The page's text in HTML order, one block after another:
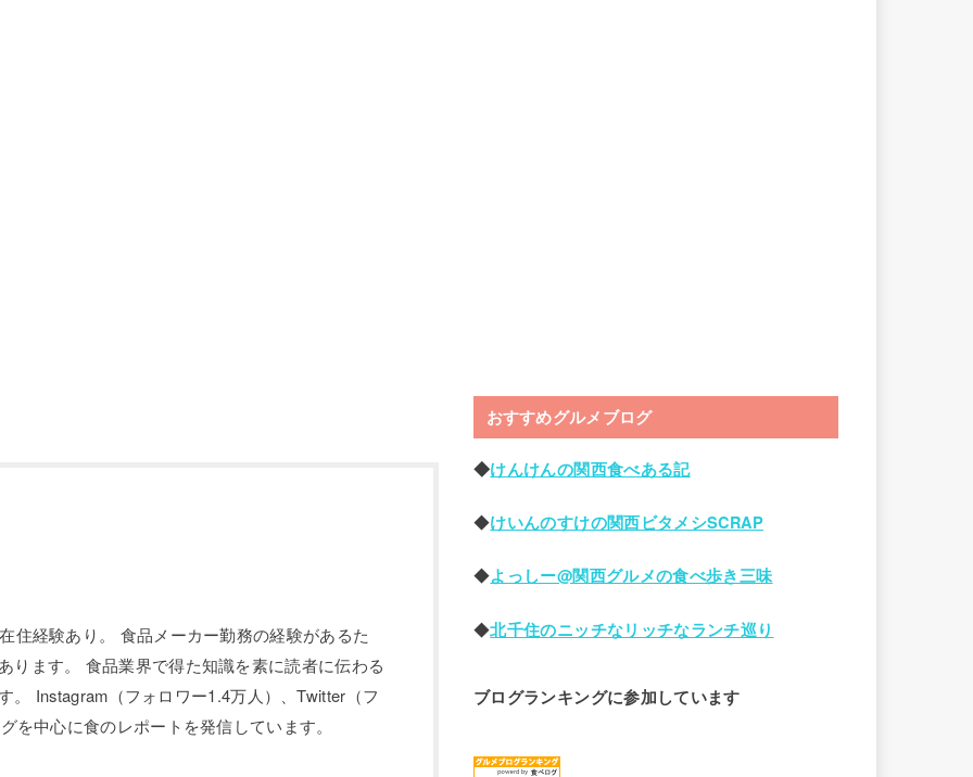
住経験あり。 食品メーカー勤務の経験があるた
ります。 食品業界で得た知識を素に読者に伝わる
。 Instagram（フォロワー1.4万人）、Twitter（フ
を中心に食のレポートを発信しています。
おすすめグルメブログ
◆けんけんの関西食べある記
◆けいんのすけの関西ビタメシSCRAP
◆よっしー@関西グルメの食べ歩き三味
◆北千住のニッチなリッチなランチ巡り
ブログランキングに参加しています